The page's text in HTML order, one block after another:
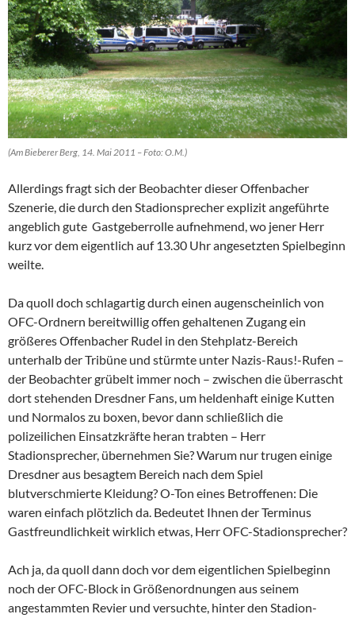
(Am Bieberer Berg, 14. Mai 2011 – Foto: O.M.)
Allerdings fragt sich der Beobachter dieser Offenbacher
Szenerie, die durch den Stadionsprecher explizit angeführte
angeblich gute Gastgeberrolle aufnehmend, wo jener Herr
kurz vor dem eigentlich auf 13.30 Uhr angesetzten Spielbeginn
weilte.
Da quoll doch schlagartig durch einen augenscheinlich von
OFC-Ordnern bereitwillig offen gehaltenen Zugang ein
größeres Offenbacher Rudel in den Stehplatz-Bereich
unterhalb der Tribüne und stürmte unter Nazis-Raus!-Rufen –
der Beobachter grübelt immer noch – zwischen die überrascht
dort stehenden Dresdner Fans, um heldenhaft einige Kutten
und Normalos zu boxen, bevor dann schließlich die
polizeilichen Einsatzkräfte heran trabten – Herr
Stadionsprecher, übernehmen Sie? Warum nur trugen einige
Dresdner aus besagtem Bereich nach dem Spiel
blutverschmierte Kleidung? O-Ton eines Betroffenen: Die
waren einfach plötzlich da. Bedeutet Ihnen der Terminus
Gastfreundlichkeit wirklich etwas, Herr OFC-Stadionsprecher?
Ach ja, da quoll dann doch vor dem eigentlichen Spielbeginn
noch der OFC-Block in Größenordnungen aus seinem
angestammten Revier und versuchte, hinter den Stadion-